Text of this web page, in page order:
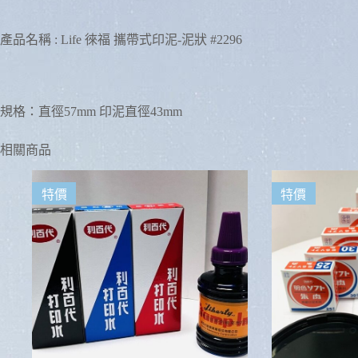
產品名稱 : Life 徠福 攜帶式印泥-泥狀 #2296
規格：直徑57mm 印泥直徑43mm
相關商品
特價 特價